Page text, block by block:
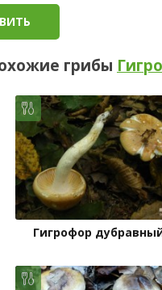
грибы
Гигрофор